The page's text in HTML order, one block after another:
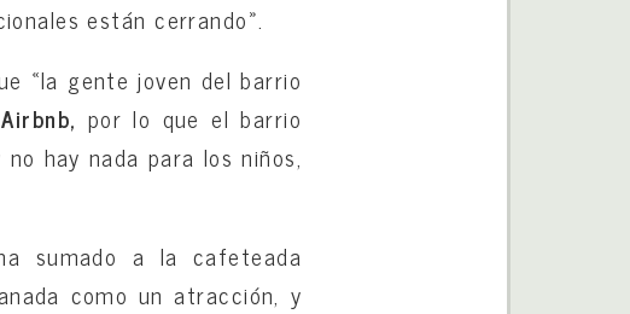
están cerrando».
«la gente joven del barrio
Airbnb, por lo que el barrio
hay nada para los niños,
sumado a la cafeteada
como un atracción, y